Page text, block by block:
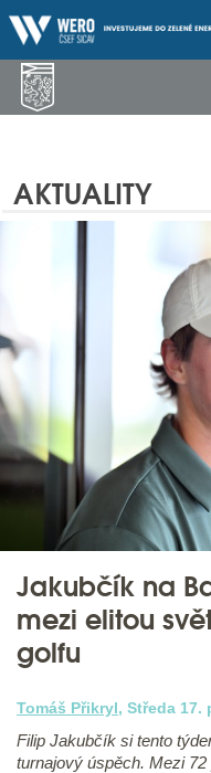
AKTUALITY
Jakubčík na
mezi elitou
golfu
Tomáš Přikryl, Středa 17.
Filip Jakubčík si tento
turnajový úspěch. Mezi